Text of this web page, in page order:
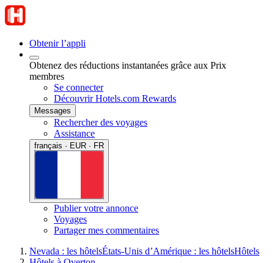
Obtenir l’appli
Obtenez des réductions instantanées grâce aux Prix
membres
Se connecter
Découvrir Hotels.com Rewards
Messages
Rechercher des voyages
Assistance
français · EUR · FR
Publier votre annonce
Voyages
Partager mes commentaires
Nevada : les hôtelsÉtats-Unis d’Amérique : les hôtelsHôtels